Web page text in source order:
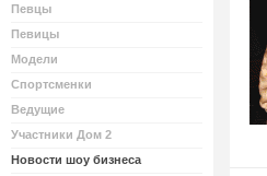
Певцы
Певицы
Модели
Спортсменки
Ведущие
Участники Дом 2
Новости шоу бизнеса